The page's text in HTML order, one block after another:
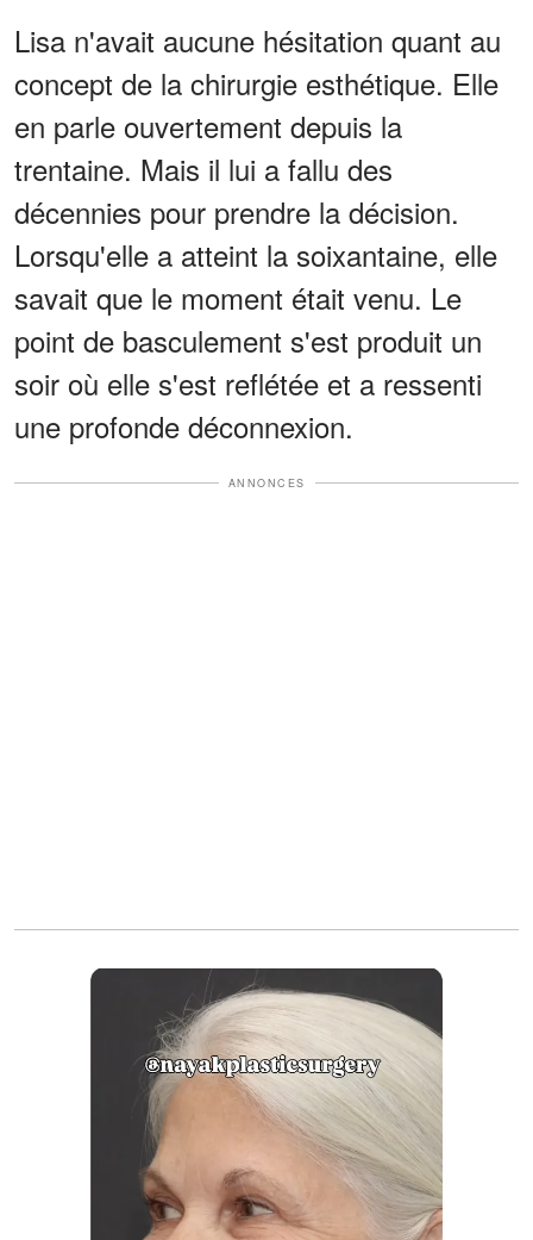
Lisa n'avait aucune hésitation quant au
concept de la chirurgie esthétique. Elle
en parle ouvertement depuis la
trentaine. Mais il lui a fallu des
décennies pour prendre la décision.
Lorsqu'elle a atteint la soixantaine, elle
savait que le moment était venu. Le
point de basculement s'est produit un
soir où elle s'est reflétée et a ressenti
une profonde déconnexion.
ANNONCES